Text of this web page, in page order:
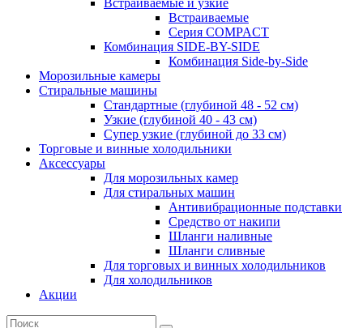
Встраиваемые и узкие
Встраиваемые
Серия СOMPACT
Комбинация SIDE-BY-SIDE
Комбинация Side-by-Side
Морозильные камеры
Стиральные машины
Стандартные (глубиной 48 - 52 см)
Узкие (глубиной 40 - 43 см)
Супер узкие (глубиной до 33 см)
Торговые и винные холодильники
Аксессуары
Для морозильных камер
Для стиральных машин
Антивибрационные подставки
Средство от накипи
Шланги наливные
Шланги сливные
Для торговых и винных холодильников
Для холодильников
Акции